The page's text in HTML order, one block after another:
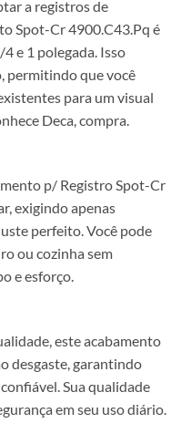
a registros de
Spot-Cr 4900.C43.Pq é
e 1 polegada. Isso
permitindo que você
para um visual
Deca, compra.
p/ Registro Spot-Cr
exigindo apenas
perfeito. Você pode
ou cozinha sem
e esforço.
este acabamento
desgaste, garantindo
Sua qualidade
em seu uso diário.